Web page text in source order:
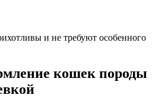
и не требуют особенного
кошек породы